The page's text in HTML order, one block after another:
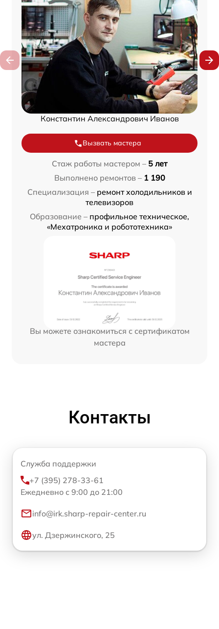
Константин Александрович Иванов
Вызвать мастера
Стаж работы мастером – 5 лет
Выполнено ремонтов – 1 190
Специализация – ремонт холодильников и
телевизоров
Образование – профильное техническое,
«Мехатроника и робототехника»
Вы можете ознакомиться с сертификатом
мастера
Контакты
Служба поддержки
+7 (395) 278-33-61
Ежедневно с 9:00 до 21:00
info@irk.sharp-repair-center.ru
ул. Дзержинского, 25